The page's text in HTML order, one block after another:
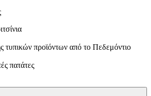
τυπικών προϊόντων από το Πεδεμόντιο
πατάτες